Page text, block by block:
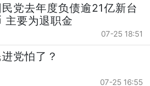
民党去年度负债逾21亿新台
主要为退职金
07-25 18:51
进党怕了？
07-25 16:55